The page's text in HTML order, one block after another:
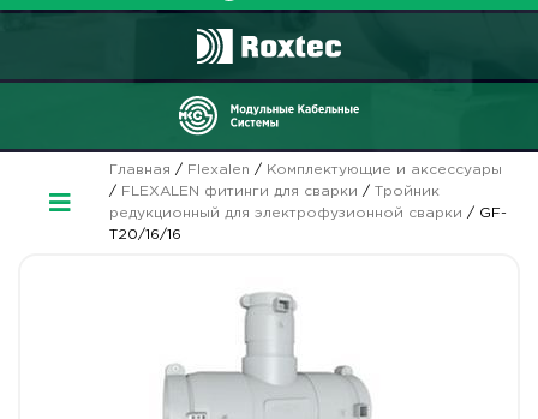
Главная / Flexalen / Комплектующие и аксессуары
/ FLEXALEN фитинги для сварки / Тройник
редукционный для электрофузионной сварки / GF-
T20/16/16